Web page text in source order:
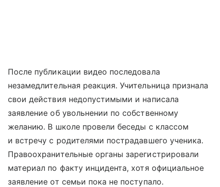
После публикации видео последовала
незамедлительная реакция. Учительница признала
свои действия недопустимыми и написала
заявление об увольнении по собственному
желанию. В школе провели беседы с классом
и встречу с родителями пострадавшего ученика.
Правоохранительные органы зарегистрировали
материал по факту инцидента, хотя официальное
заявление от семьи пока не поступало.